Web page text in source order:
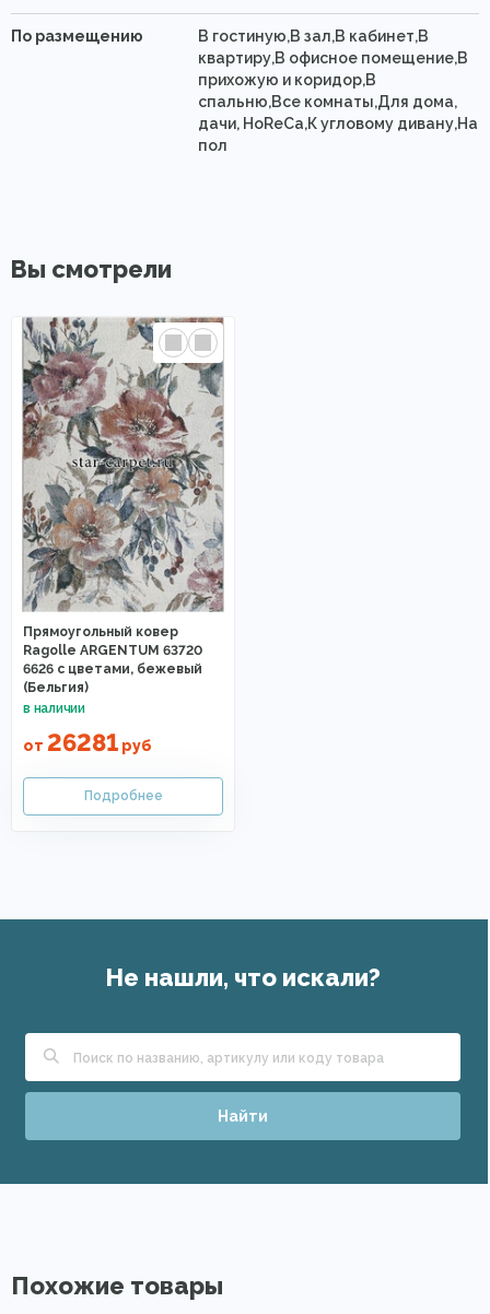
По размещению
В гостиную,В зал,В кабинет,В
квартиру,В офисное помещение,В
прихожую и коридор,В
спальню,Все комнаты,Для дома,
дачи, HoReCa,К угловому дивану,На
пол
Вы смотрели
Прямоугольный ковер
Ragolle ARGENTUM 63720
6626 с цветами, бежевый
(Бельгия)
от 26281 руб
Не нашли, что искали?
Найти
Похожие товары